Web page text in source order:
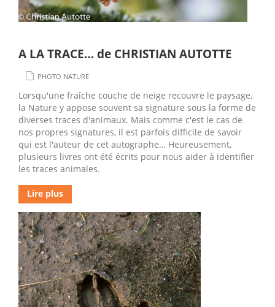
A LA TRACE… de CHRISTIAN AUTOTTE
PHOTO NATURE
Lorsqu'une fraîche couche de neige recouvre le paysage,
la Nature y appose souvent sa signature sous la forme de
diverses traces d'animaux. Mais comme c'est le cas de
nos propres signatures, il est parfois difficile de savoir
qui est l'auteur de cet autographe… Heureusement,
plusieurs livres ont été écrits pour nous aider à identifier
les traces animales.
Lire plus